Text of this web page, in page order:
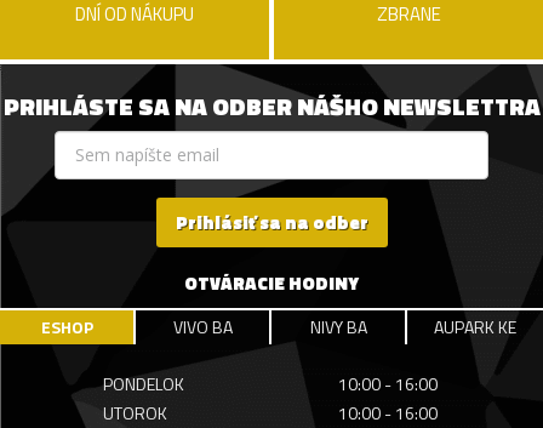
DNÍ OD NÁKUPU
ZBRANE
PRIHLÁSTE SA NA ODBER NÁŠHO NEWSLETTRA
Prihlásiť sa na odber
OTVÁRACIE HODINY
ESHOP VIVO BA NIVY BA AUPARK KE
PONDELOK
10:00 - 16:00
UTOROK
10:00 - 16:00